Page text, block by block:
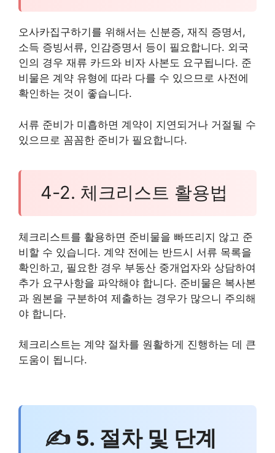
오사카집구하기를 위해서는 신분증, 재직 증명서,
소득 증빙서류, 인감증명서 등이 필요합니다. 외국
인의 경우 재류 카드와 비자 사본도 요구됩니다. 준
비물은 계약 유형에 따라 다를 수 있으므로 사전에
확인하는 것이 좋습니다.
서류 준비가 미흡하면 계약이 지연되거나 거절될 수
있으므로 꼼꼼한 준비가 필요합니다.
4-2. 체크리스트 활용법
체크리스트를 활용하면 준비물을 빠뜨리지 않고 준
비할 수 있습니다. 계약 전에는 반드시 서류 목록을
확인하고, 필요한 경우 부동산 중개업자와 상담하여
추가 요구사항을 파악해야 합니다. 준비물은 복사본
과 원본을 구분하여 제출하는 경우가 많으니 주의해
야 합니다.
체크리스트는 계약 절차를 원활하게 진행하는 데 큰
도움이 됩니다.
✍ 5. 절차 및 단계